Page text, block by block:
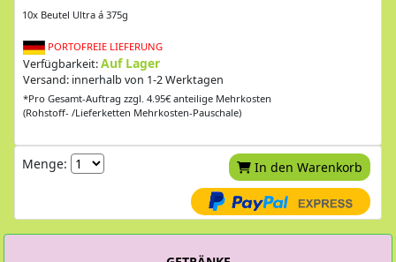
10x Beutel Ultra á 375g
PORTOFREIE LIEFERUNG
Verfügbarkeit:Auf Lager
Versand: innerhalb von 1-2 Werktagen
*Pro Gesamt-Auftrag zzgl. 4.95€ anteilige Mehrkosten
(Rohstoff- /Lieferketten Mehrkosten-Pauschale)
Menge: In den Warenkorb